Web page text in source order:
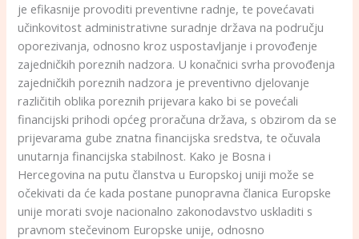
je efikasnije provoditi preventivne radnje, te povećavati
učinkovitost administrativne suradnje država na području
oporezivanja, odnosno kroz uspostavljanje i provođenje
zajedničkih poreznih nadzora. U konačnici svrha provođenja
zajedničkih poreznih nadzora je preventivno djelovanje
različitih oblika poreznih prijevara kako bi se povećali
financijski prihodi općeg proračuna država, s obzirom da se
prijevarama gube znatna financijska sredstva, te očuvala
unutarnja financijska stabilnost. Kako je Bosna i
Hercegovina na putu članstva u Europskoj uniji može se
očekivati da će kada postane punopravna članica Europske
unije morati svoje nacionalno zakonodavstvo uskladiti s
pravnom stečevinom Europske unije, odnosno